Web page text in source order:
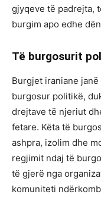
gjyqeve të padrejta,
burgim apo edhe
Të burgosurit
Burgjet iraniane
burgosur politikë,
drejtave të njeriut
fetare. Këta të
ashpra, izolim dhe
regjimit ndaj të
të gjerë nga
komuniteti